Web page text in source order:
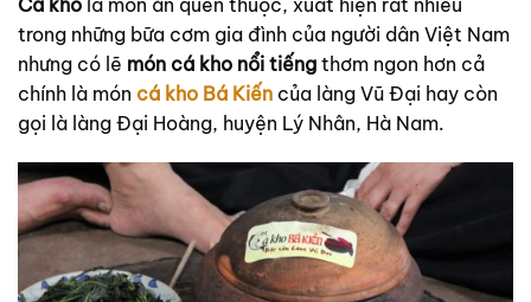
trong những bữa cơm gia đình của người dân Việt Nam
nhưng có lẽ món cá kho nổi tiếng thơm ngon hơn cả
chính là món cá kho Bá Kiến của làng Vũ Đại hay còn
gọi là làng Đại Hoàng, huyện Lý Nhân, Hà Nam.